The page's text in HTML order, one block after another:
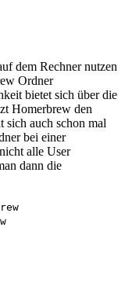
dem Rechner nutzen
Ordner
bietet sich über die
Homerbrew den
sich auch schon mal
bei einer
alle User
dann die